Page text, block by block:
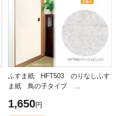
ふすま紙 HFT503 のりなしふす
ま紙 鳥の子タイプ
ンク
1,650円